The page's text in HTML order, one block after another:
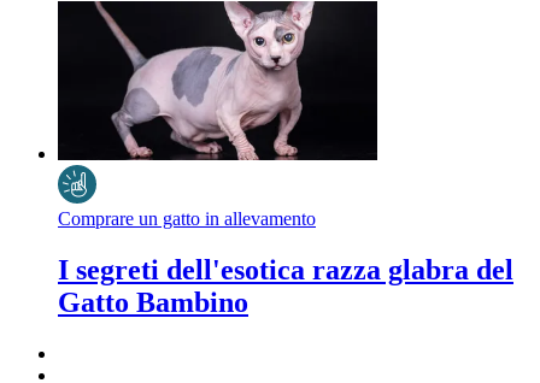
Comprare un gatto in allevamento
I segreti dell'esotica razza glabra del
Gatto Bambino